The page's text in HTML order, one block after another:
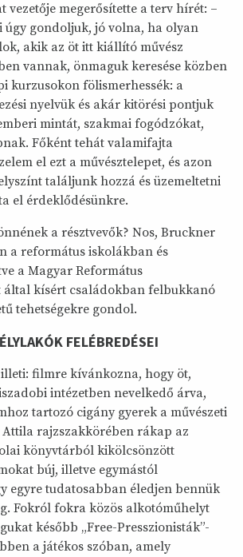
vezetője megerősítette a terv hírét: –
úgy gondoljuk, jó volna, ha olyan
akik az öt itt kiállító művész
vannak, önmaguk keresése közben
kurzusokon fölismerhessék: a
nyelvük és akár kitörési pontjuk
mintát, szakmai fogódzókat,
Főként tehát valamifajta
el ezt a művésztelepet, és azon
találjunk hozzá és üzemeltetni
el érdeklődésünkre.
a résztvevők? Nos, Bruckner
a református iskolákban és
a Magyar Református
által kísért családokban felbukkanó
tehetségekre gondol.
FELÉBREDÉSEI
filmre kívánkozna, hogy öt,
intézetben nevelkedő árva,
tartozó cigány gyerek a művészeti
rajzszakkörében rákap az
könyvtárból kikölcsönzött
búj, illetve egymástól
egyre tudatosabban éledjen bennük
Fokról fokra közös alkotóműhelyt
később „Free-Presszionisták”-
a játékos szóban, amely